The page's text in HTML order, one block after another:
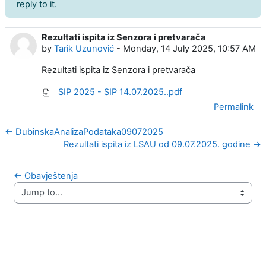
reply to it.
Rezultati ispita iz Senzora i pretvarača
by Tarik Uzunović - Monday, 14 July 2025, 10:57 AM
Number of replies: 0
Rezultati ispita iz Senzora i pretvarača
SIP 2025 - SIP 14.07.2025..pdf
Permalink
← DubinskaAnalizaPodataka09072025
Rezultati ispita iz LSAU od 09.07.2025. godine →
← Obavještenja
Jump to...